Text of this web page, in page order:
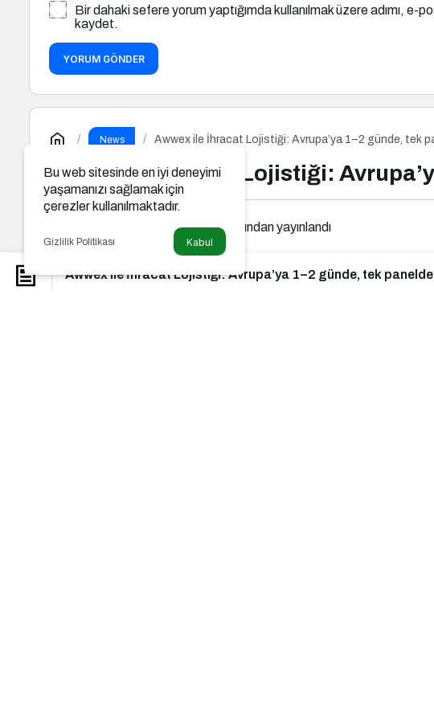
Bir dahaki sefere yorum yaptığımda kullanılmak üzere adımı, e-
kaydet.
YORUM GÖNDER
News Awwex ile İhracat Lojistiği: Avrupa’ya 1–2 günde, tek
Awwex ile İhracat Lojistiği:
Ucuz Tatil Fırsatlarıtarafından yayınlandı
Awwex ile İhracat Lojistiği: Avrupa’ya 1–2 günde, tek
Bu web sitesinde en iyi deneyimi
yaşamanızı sağlamak için
çerezler kullanılmaktadır.
Gizlilik Politikası Kabul